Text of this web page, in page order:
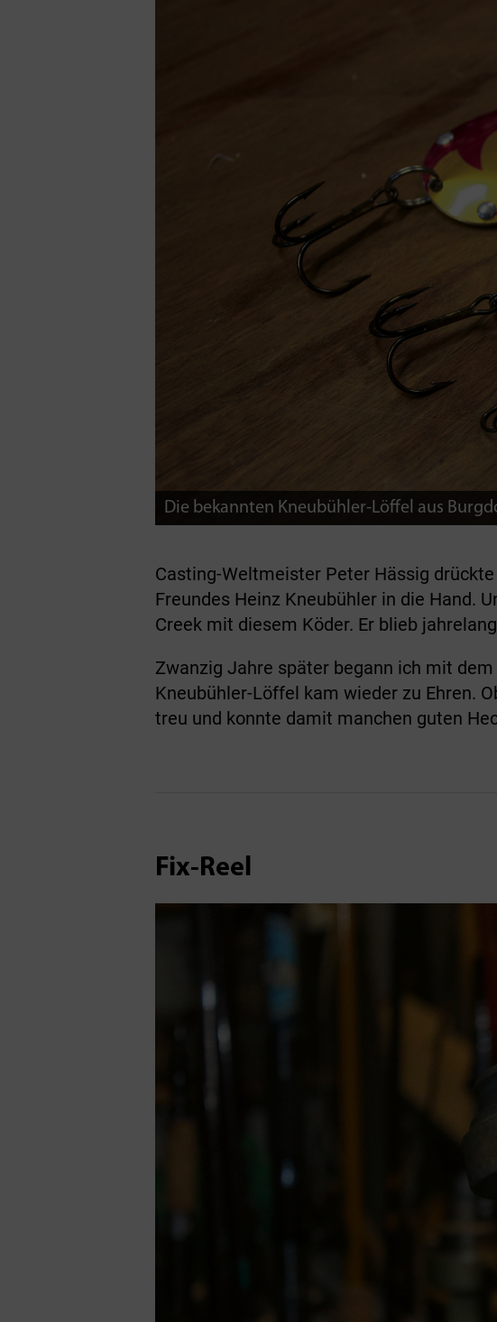
Die bekannten Kneubühler-Löffel aus
Casting-Weltmeister Peter Hässig
Freundes Heinz Kneubühler in die Hand.
Creek mit diesem Köder. Er blieb
Zwanzig Jahre später begann ich mit
Kneubühler-Löffel kam wieder zu Ehren.
treu und konnte damit manchen guten
Fix-Reel